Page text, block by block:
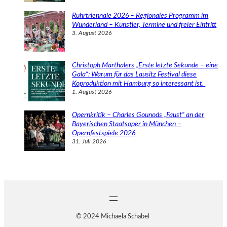
Ruhrtriennale 2026 – Regionales Programm im
Wunderland – Künstler, Termine und freier Eintritt
3. August 2026
Christoph Marthalers „Erste letzte Sekunde – eine
Gala“: Warum für das Lausitz Festival diese
Koproduktion mit Hamburg so interessant ist.
1. August 2026
Opernkritik – Charles Gounods „Faust“ an der
Bayerischen Staatsoper in München –
Opernfestspiele 2026
31. Juli 2026
© 2024 Michaela Schabel